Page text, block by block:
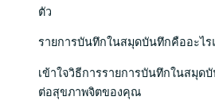
ตัว
รายการบันทึกในสมุดบันทึกคืออะไร
เข้าใจวิธีการรายการบันทึกในสมุด
ต่อสุขภาพจิตของคุณ